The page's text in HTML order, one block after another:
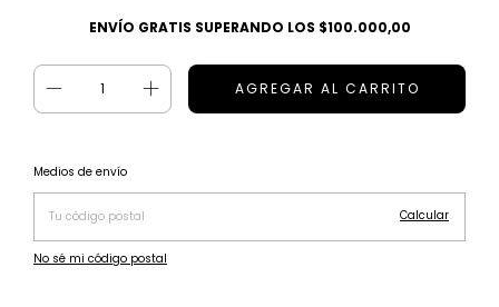
ENVÍO GRATIS SUPERANDO LOS $100.000,00
Entregas para el CP:
Medios de envío
Calcular
No sé mi código postal